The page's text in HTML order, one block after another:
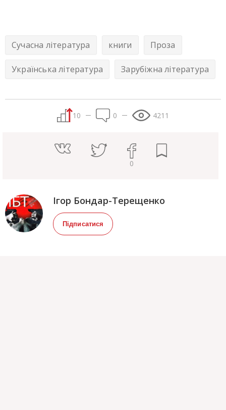
Сучасна література книги Проза
Українська література Зарубіжна література
10 0 4211
0
Ігор Бондар-Терещенко
Підписатися